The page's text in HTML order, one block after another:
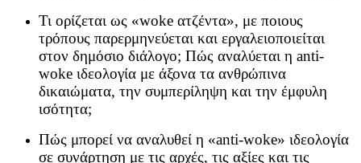
Τι ορίζεται ως «woke ατζέντα», με ποιους
τρόπους παρερμηνεύεται και εργαλειοποιείται
στον δημόσιο διάλογο; Πώς αναλύεται η anti-
woke ιδεολογία με άξονα τα ανθρώπινα
δικαιώματα, την συμπερίληψη και την έμφυλη
ισότητα;
Πώς μπορεί να αναλυθεί η «anti-woke» ιδεολογία
σε συνάρτηση με τις αρχές, τις αξίες και τις